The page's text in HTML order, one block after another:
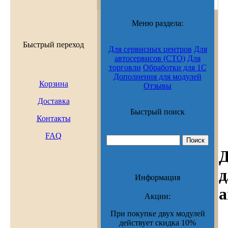
автосервисов (СТО) Для
торговли Обработки для 1С
Дополнения для модулей
Отзывы
действует скидка 10%